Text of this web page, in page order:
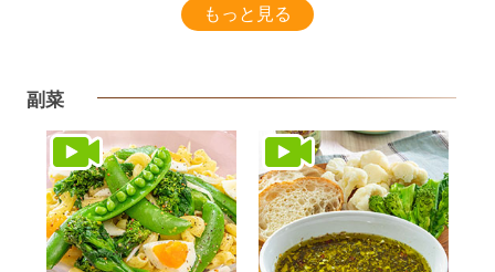
もっと見る
副菜